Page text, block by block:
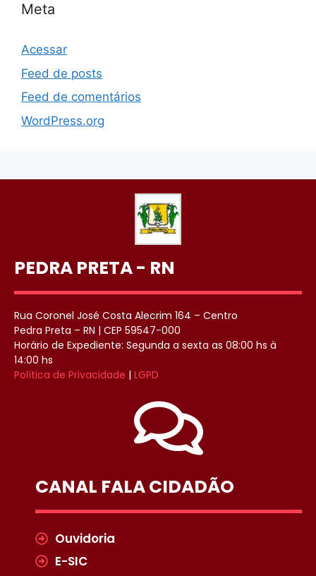
Meta
Acessar
Feed de posts
Feed de comentários
WordPress.org
PEDRA PRETA - RN
Rua Coronel José Costa Alecrim 164 – Centro
Pedra Preta – RN | CEP 59547-000
Horário de Expediente: Segunda a sexta as 08:00 hs à
14:00 hs
Política de Privacidade | LGPD
CANAL FALA CIDADÃO
Ouvidoria
E-SIC